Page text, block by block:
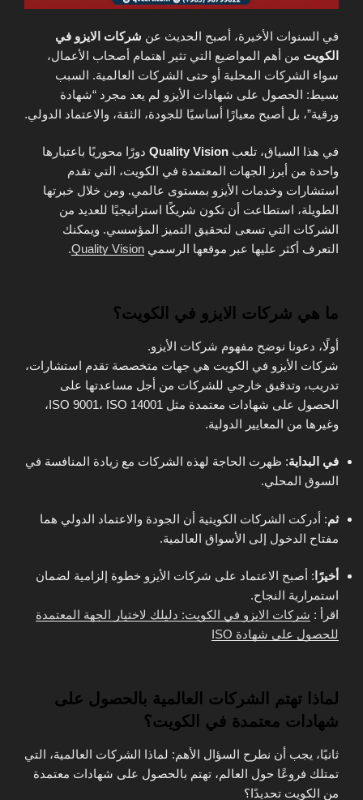
في السنوات الأخيرة، أصبح الحديث عن شركات الايزو في
الكويت من أهم المواضيع التي تثير اهتمام أصحاب الأعمال،
سواء الشركات المحلية أو حتى الشركات العالمية. السبب
بسيط: الحصول على شهادات الأيزو لم يعد مجرد “شهادة
ورقية”، بل أصبح معيارًا أساسيًا للجودة، الثقة، والاعتماد الدولي.
في هذا السياق، تلعب Quality Vision دورًا محوريًا باعتبارها
واحدة من أبرز الجهات المعتمدة في الكويت، التي تقدم
استشارات وخدمات الأيزو بمستوى عالمي. ومن خلال خبرتها
الطويلة، استطاعت أن تكون شريكًا استراتيجيًا للعديد من
الشركات التي تسعى لتحقيق التميز المؤسسي. ويمكنك
التعرف أكثر عليها عبر موقعها الرسمي Quality Vision
.
ما هي شركات الايزو في الكويت؟
أولًا، دعونا نوضح مفهوم شركات الأيزو.
شركات الأيزو في الكويت هي جهات متخصصة تقدم استشارات،
تدريب، وتدقيق خارجي للشركات من أجل مساعدتها على
الحصول على شهادات معتمدة مثل ISO 9001، ISO 14001،
وغيرها من المعايير الدولية.
في البداية: ظهرت الحاجة لهذه الشركات مع زيادة المنافسة في
السوق المحلي.
ثم: أدركت الشركات الكويتية أن الجودة والاعتماد الدولي هما
مفتاح الدخول إلى الأسواق العالمية.
أخيرًا : أصبح الاعتماد على شركات الأيزو خطوة إلزامية لضمان
استمرارية النجاح.
اقرأ : شركات الايزو في الكويت: دليلك لاختيار الجهة المعتمدة
للحصول على شهادة ISO
لماذا تهتم الشركات العالمية بالحصول على
شهادات معتمدة في الكويت؟
ثانيًا، يجب أن نطرح السؤال الأهم: لماذا الشركات العالمية، التي
تمتلك فروعًا حول العالم، تهتم بالحصول على شهادات معتمدة
من الكويت تحديدًا؟